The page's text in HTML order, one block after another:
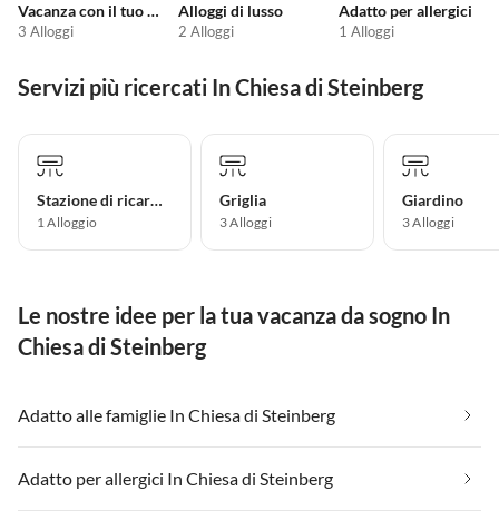
Vacanza con il tuo cane
3 Alloggi
Alloggi di lusso
2 Alloggi
Adatto per allergici
1 Alloggi
Servizi più ricercati In Chiesa di Steinberg
Stazione di ricarica per auto elettriche
1 Alloggio
Griglia
3 Alloggi
Giardino
3 Alloggi
Le nostre idee per la tua vacanza da sogno In
Chiesa di Steinberg
Adatto alle famiglie In Chiesa di Steinberg
Adatto per allergici In Chiesa di Steinberg